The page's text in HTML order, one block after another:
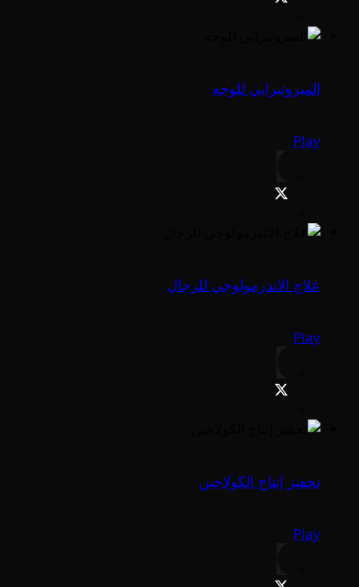
الميزوثيرابي للوجه
Play
علاج الاندرمولوجي للرجال
Play
تحفيز إنتاج الكولاجين
Play